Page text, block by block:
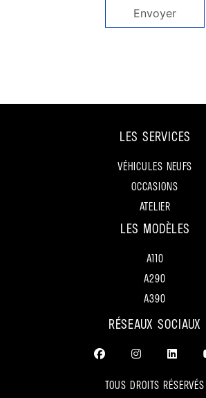
LES SERVICES
VÉHICULES NEUFS
OCCASIONS
ATELIER
LES MODÈLES
A110
A290
A390
RÉSEAUX SOCIAUX
TOUS DROITS RÉSERVÉS